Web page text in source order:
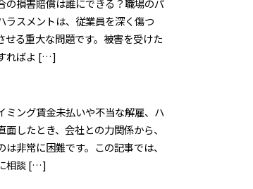
の損害賠償は誰にできる？職場のパ
ラスメントは、従業員を深く傷つ
せる重大な問題です。被害を受けた
ればよ […]
ミング賃金未払いや不当な解雇、ハ
したとき、会社との力関係から、
非常に困難です。この記事では、
相談 […]